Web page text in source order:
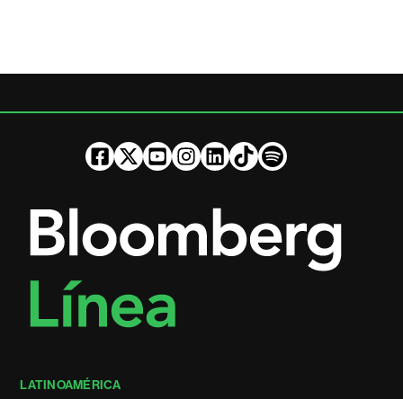
LATINOAMÉRICA